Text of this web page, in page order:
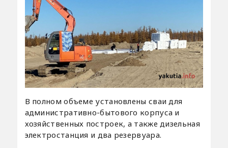
В полном объеме установлены сваи для
административно-бытового корпуса и
хозяйственных построек, а также дизельная
электростанция и два резервуара.